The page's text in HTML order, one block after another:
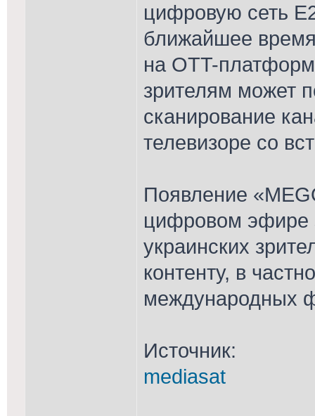
цифровую сеть
ближайшее
на OTT-
зрителям может
сканирование
телевизоре со
Появление
цифровом эфире
украинских
контенту, в
международных
Источник:
mediasat